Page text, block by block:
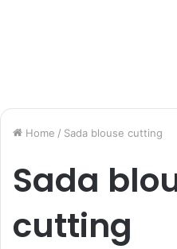
Home / Sada blouse cutting
Sada
cutting